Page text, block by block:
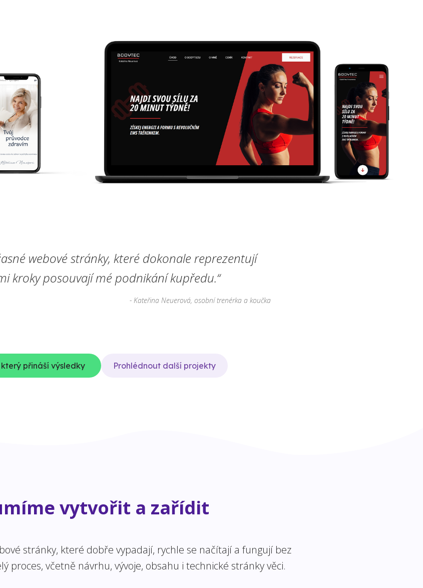
webové stránky, které dokonale reprezentují
kroky posouvají mé podnikání kupředu.“
- Kateřina Neuerová, osobní trenérka a koučka
který přináší výsledky Prohlédnout další projekty
vytvořit a zařídit
stránky, které dobře vypadají, rychle se načítají a fungují bez
proces, včetně návrhu, vývoje, obsahu i technické stránky věci.